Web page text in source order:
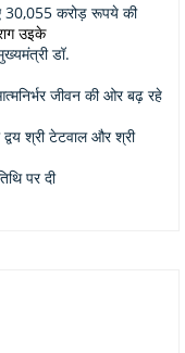
30,055 करोड़ रूपये की
उइके
डॉ.
जीवन की ओर बढ़ रहे
श्री टेटवाल और श्री
पर दी